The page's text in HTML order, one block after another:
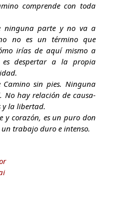
comprende con toda
ninguna parte y no va a
no es un término que
irías de aquí mismo a
es despertar a la propia
Camino sin pies. Ninguna
No hay relación de causa-
y la libertad.
y corazón, es un puro don
trabajo duro e intenso.